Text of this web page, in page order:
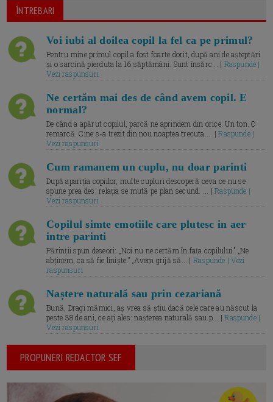
ÎNTREBARI
Voi iubi al doilea copil la fel ca pe primul?
Pentru mine primul copil a fost foarte dorit, după ani de așteptări
și o sarcină pierduta la 16 săptămâni. Sunt însărc... | Raspunde |
Vezi raspunsuri
Ne certăm mai des de când avem copil. E
normal?
De când a apărut copilul, parcă ne aprindem din orice. Un ton. O
remarcă. Cine s-a trezit din nou noaptea trecuta.... |Raspunde |
Vezi raspunsuri
Cum ramanem un cuplu, nu doar parinti
După apariția copiilor, multe cupluri descoperă ceva ce nu se
spune prea des: relația se mută pe plan secund. ... |Raspunde |
Vezi raspunsuri
Copilul simte emotiile care plutesc in aer
intre parinti
Părinții spun deseori: „Noi nu ne certăm în fața copilului.” „Ne
abținem, ca să fie liniște.” „Avem grijă să... | Raspunde | Vezi
raspunsuri
Naștere naturală sau prin cezariană
Bună, Dragi mămici, aș vrea să știu dacă cele care au născut la
peste 38 de ani, ce ați ales: nașterea naturală sau p... |Raspunde |
Vezi raspunsuri
PROPUNERI REDACTOR SEF